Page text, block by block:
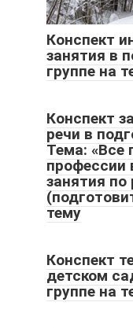
Конспект
занятия в
группе на
Конспект
речи в
Тема: «Все
профессии
занятия по
тему
Конспект
детском
группе на